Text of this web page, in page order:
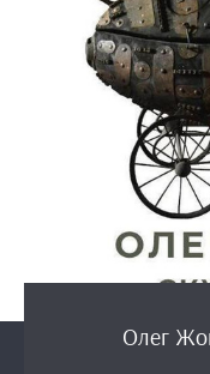
Олег